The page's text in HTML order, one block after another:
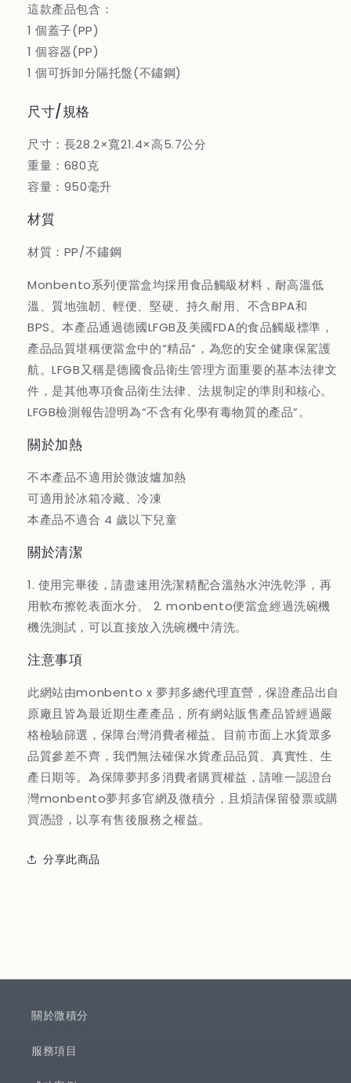
這款產品包含：
1 個蓋子(PP)
1 個容器(PP)
1 個可拆卸分隔托盤(不鏽鋼)
尺寸/規格
尺寸：長28.2×寬21.4×高5.7公分
重量：680克
容量：950毫升
材質
材質：PP/不鏽鋼
Monbento系列便當盒均採用食品觸級材料，耐高溫低
溫、質地強韌、輕便、堅硬、持久耐用、不含BPA和
BPS。本產品通過德國LFGB及美國FDA的食品觸級標準，
產品品質堪稱便當盒中的“精品”，為您的安全健康保駕護
航。LFGB又稱是德國食品衛生管理方面重要的基本法律文
件，是其他專項食品衛生法律、法規制定的準則和核心。
LFGB檢測報告證明為“不含有化學有毒物質的產品”。
關於加熱
不本產品不適用於微波爐加熱
可適用於冰箱冷藏、冷凍
本產品不適合 4 歲以下兒童
關於清潔
1. 使用完畢後，請盡速用洗潔精配合溫熱水沖洗乾淨，再
用軟布擦乾表面水分。 2. monbento便當盒經過洗碗機
機洗測試，可以直接放入洗碗機中清洗。
注意事項
此網站由monbento x 夢邦多總代理直營，保證產品出自
原廠且皆為最近期生產產品，所有網站販售產品皆經過嚴
格檢驗篩選，保障台灣消費者權益。目前市面上水貨眾多
品質參差不齊，我們無法確保水貨產品品質、真實性、生
產日期等。為保障夢邦多消費者購買權益，請唯一認證台
灣monbento夢邦多官網及微積分，且煩請保留發票或購
買憑證，以享有售後服務之權益。
分享此商品
關於微積分
服務項目